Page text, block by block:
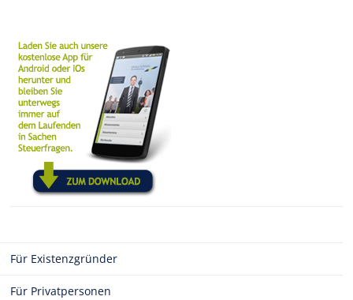
Für Existenzgründer
Für Privatpersonen